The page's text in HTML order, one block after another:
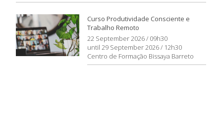
Curso Produtividade Consciente e
Trabalho Remoto
22 September 2026 / 09h30
until 29 September 2026 / 12h30
Centro de Formação Bissaya Barreto